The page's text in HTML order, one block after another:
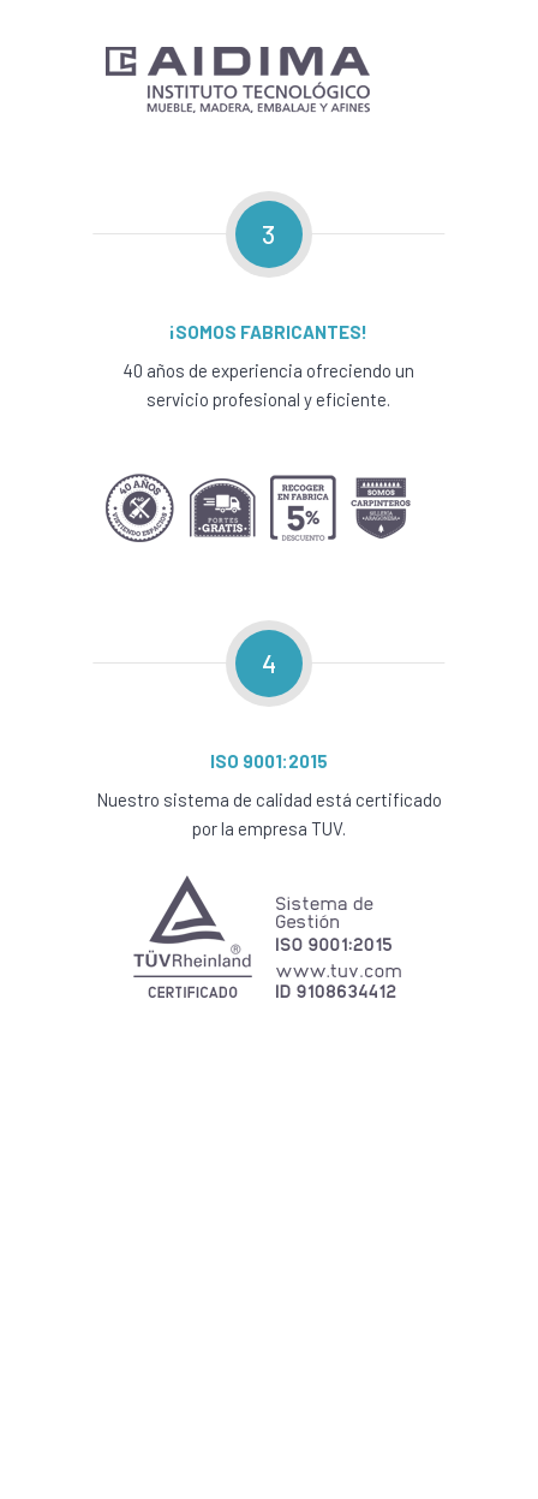
3
¡SOMOS FABRICANTES!
40 años de experiencia ofreciendo un
servicio profesional y eficiente.
4
ISO 9001:2015
Nuestro sistema de calidad está certificado
por la empresa TUV.